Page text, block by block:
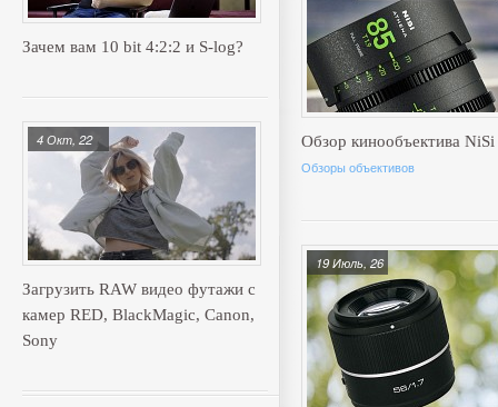
Зачем вам 10 bit 4:2:2 и S-log?
Загрузить RAW видео футажи с
камер RED, BlackMagic, Canon,
Sony
4 Окт, 22
Обзор кинообъектива
Обзоры объективов
19 Июль, 26